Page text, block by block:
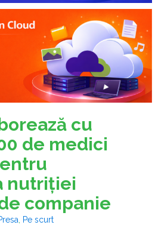
cu
de medici
nutriţiei
companie
Pe scurt